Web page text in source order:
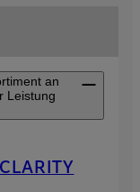
an
Leistung